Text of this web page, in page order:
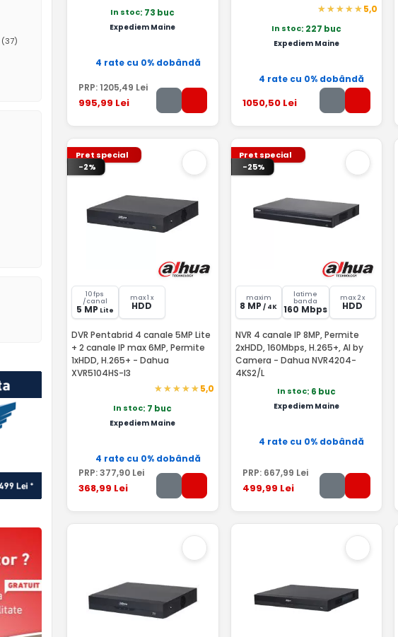
(37)
In stoc: 73 buc
Expediem Maine
4 rate cu 0% dobândă
PRP: 1205,49 Lei
995,99 Lei
5,0
In stoc: 227 buc
Expediem Maine
4 rate cu 0% dobândă
1050,50Lei
Pret special
-2%
10 fps
/canal
5 MP Lite
max 1 x
HDD
DVR Pentabrid 4 canale 5MP Lite
+ 2 canale IP max 6MP, Permite
1xHDD, H.265+ - Dahua
XVR5104HS-I3
5,0
In stoc: 7 buc
Expediem Maine
4 rate cu 0% dobândă
PRP:377,90 Lei
368,99 Lei
Pret special
-25%
maxim
8 MP / 4K
latime
banda
160 Mbps
max 2 x
HDD
NVR 4 canale IP 8MP, Permite
2xHDD, 160Mbps, H.265+, AI by
Camera - Dahua NVR4204-
4KS2/L
In stoc: 6 buc
Expediem Maine
4 rate cu 0% dobândă
PRP: 667,99 Lei
499,99 Lei